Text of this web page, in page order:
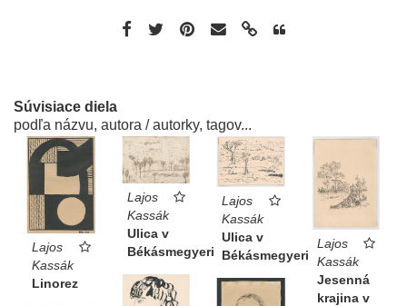
Súvisiace diela
podľa názvu, autora / autorky, tagov...
Lajos
Kassák
Linorez
Lajos
Kassák
Ulica v
Békásmegyeri
Lajos
Kassák
Ulica v
Békásmegyeri
Lajos
Kassák
Jesenná
krajina v